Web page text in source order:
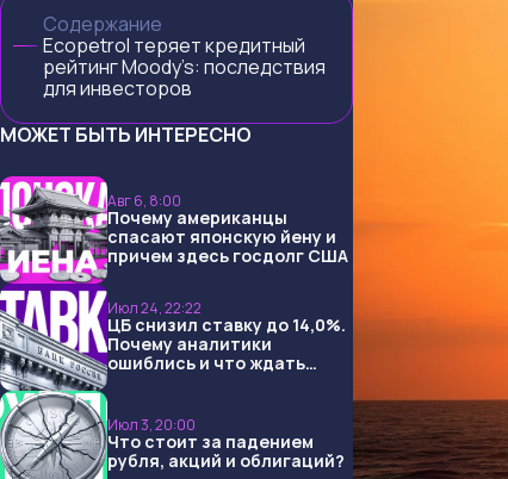
Содержание
Ecopetrol теряет кредитный
рейтинг Moody’s: последствия
для инвесторов
МОЖЕТ БЫТЬ ИНТЕРЕСНО
Авг 6, 8:00
Почему американцы
спасают японскую йену и
причем здесь госдолг США
Июл 24, 22:22
ЦБ снизил ставку до 14,0%.
Почему аналитики
ошиблись и что ждать
Июл 3, 20:00
Что стоит за падением
рубля, акций и облигаций?